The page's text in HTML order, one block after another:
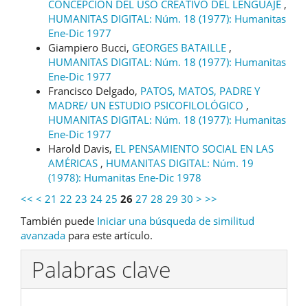
CONCEPCIÓN DEL USO CREATIVO DEL LENGUAJE ,
HUMANITAS DIGITAL: Núm. 18 (1977): Humanitas
Ene-Dic 1977
Giampiero Bucci, GEORGES BATAILLE ,
HUMANITAS DIGITAL: Núm. 18 (1977): Humanitas
Ene-Dic 1977
Francisco Delgado, PATOS, MATOS, PADRE Y
MADRE/ UN ESTUDIO PSICOFILOLÓGICO ,
HUMANITAS DIGITAL: Núm. 18 (1977): Humanitas
Ene-Dic 1977
Harold Davis, EL PENSAMIENTO SOCIAL EN LAS
AMÉRICAS , HUMANITAS DIGITAL: Núm. 19
(1978): Humanitas Ene-Dic 1978
<< < 21 22 23 24 25 26 27 28 29 30 > >>
También puede Iniciar una búsqueda de similitud
avanzada para este artículo.
Palabras clave